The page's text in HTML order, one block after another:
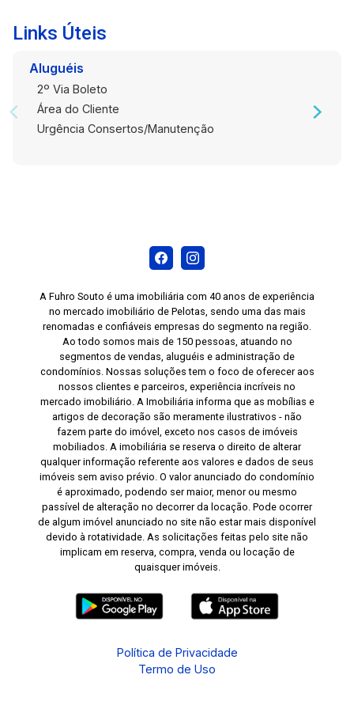
Pelotas.
Links Úteis
Aluguéis
2º Via Boleto
Área do Cliente
Urgência Consertos/Manutenção
A Fuhro Souto é uma imobiliária com 40 anos de experiência
no mercado imobiliário de Pelotas, sendo uma das mais
renomadas e confiáveis empresas do segmento na região.
Ao todo somos mais de 150 pessoas, atuando no
segmentos de vendas, aluguéis e administração de
condomínios. Nossas soluções tem o foco de oferecer aos
nossos clientes e parceiros, experiência incríveis no
mercado imobiliário. A Imobiliária informa que as mobílias e
artigos de decoração são meramente ilustrativos - não
fazem parte do imóvel, exceto nos casos de imóveis
mobiliados. A imobiliária se reserva o direito de alterar
qualquer informação referente aos valores e dados de seus
imóveis sem aviso prévio. O valor anunciado do condomínio
é aproximado, podendo ser maior, menor ou mesmo
passível de alteração no decorrer da locação. Pode ocorrer
de algum imóvel anunciado no site não estar mais disponível
devido à rotatividade. As solicitações feitas pelo site não
implicam em reserva, compra, venda ou locação de
quaisquer imóveis.
Política de Privacidade
Termo de Uso